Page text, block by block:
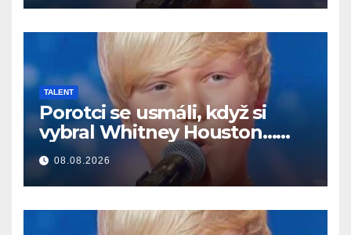
TALENT
Porotci se usmáli, když si
vybral Whitney Houston…
Pak začal zpívat
08.08.2026